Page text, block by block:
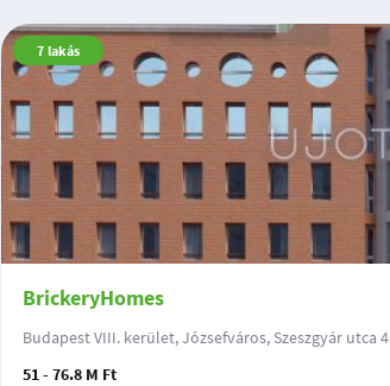
7lakás
BrickeryHomes
Budapest VIII. kerület, Józsefváros, Szeszgyár utca 4
51 - 76.8 M Ft